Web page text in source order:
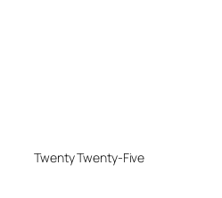
Twenty Twenty-Five